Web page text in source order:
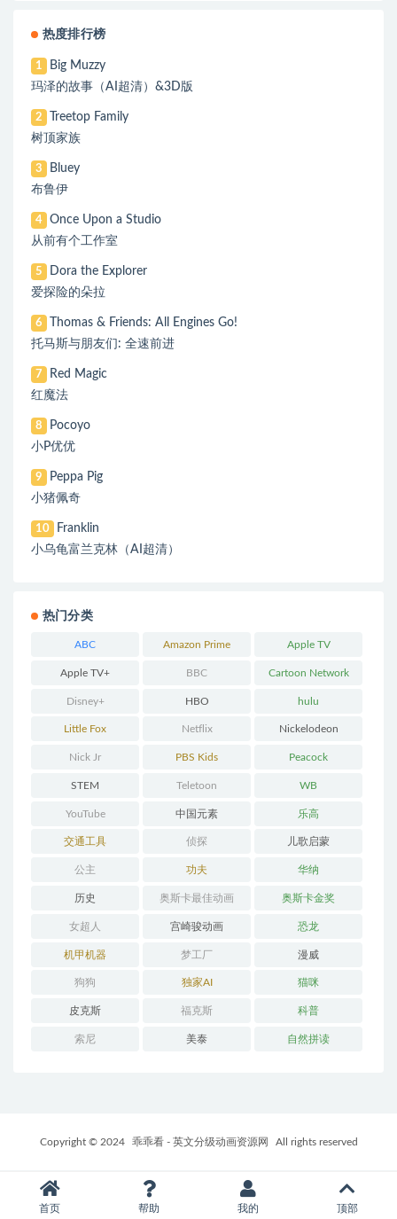
热度排行榜
1
Big Muzzy
玛泽的故事（AI超清）&3D版
2
Treetop Family
树顶家族
3
Bluey
布鲁伊
4
Once Upon a Studio
从前有个工作室
5
Dora the Explorer
爱探险的朵拉
6
Thomas & Friends: All Engines Go!
托马斯与朋友们: 全速前进
7
Red Magic
红魔法
8
Pocoyo
小P优优
9
Peppa Pig
小猪佩奇
10
Franklin
小乌龟富兰克林（AI超清）
热门分类
ABC Amazon Prime Apple TV
Apple TV+ BBC Cartoon Network
Disney+ HBO hulu
Little Fox Netflix Nickelodeon
Nick Jr PBS Kids Peacock
STEM Teletoon WB
YouTube 中国元素 乐高
交通工具 侦探 儿歌启蒙
公主 功夫 华纳
历史 奥斯卡最佳动画 奥斯卡金奖
女超人 宫崎骏动画 恐龙
机甲机器 梦工厂 漫威
狗狗 独家AI 猫咪
皮克斯 福克斯 科普
索尼 美泰 自然拼读
Copyright © 2024 乖乖看 - 英文分级动画资源网 All rights reserved
首页 帮助 我的 顶部